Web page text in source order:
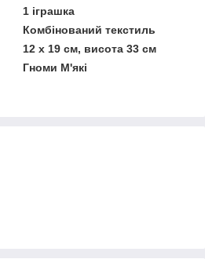
1 іграшка
Комбінований текстиль
12 х 19 см, висота 33 см
Гноми М'які